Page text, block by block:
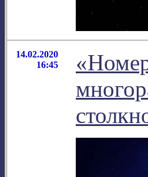
14.02.2020
16:45